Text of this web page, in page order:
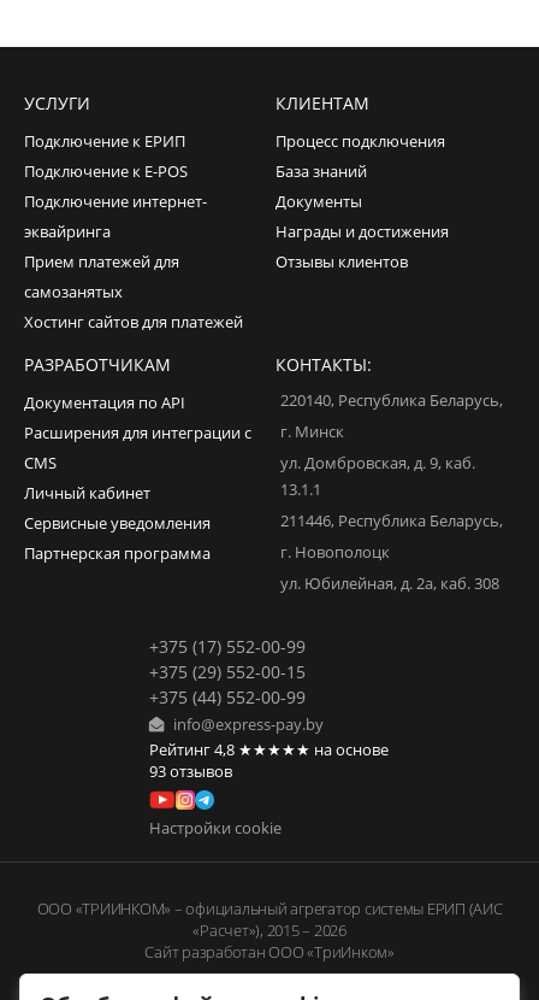
УСЛУГИ
Подключение к ЕРИП
Подключение к E-POS
Подключение интернет-
эквайринга
Прием платежей для
самозанятых
Хостинг сайтов для платежей
КЛИЕНТАМ
Процесс подключения
База знаний
Документы
Награды и достижения
Отзывы клиентов
РАЗРАБОТЧИКАМ
Документация по API
Расширения для интеграции с
CMS
Личный кабинет
Сервисные уведомления
Партнерская программа
КОНТАКТЫ:
220140, Республика Беларусь,
г. Минск
ул. Домбровская, д. 9, каб.
13.1.1
211446, Республика Беларусь,
г. Новополоцк
ул. Юбилейная, д. 2а, каб. 308
+375 (17) 552-00-99
+375 (29) 552-00-15
+375 (44) 552-00-99
info@express-pay.by
Рейтинг4,8 ★★★★★ на основе
93отзывов
Настройки cookie
ООО «ТРИИНКОМ» – официальный агрегатор системы ЕРИП (АИС
«Расчет»), 2015 – 2026
Сайт разработан ООО «ТриИнком»